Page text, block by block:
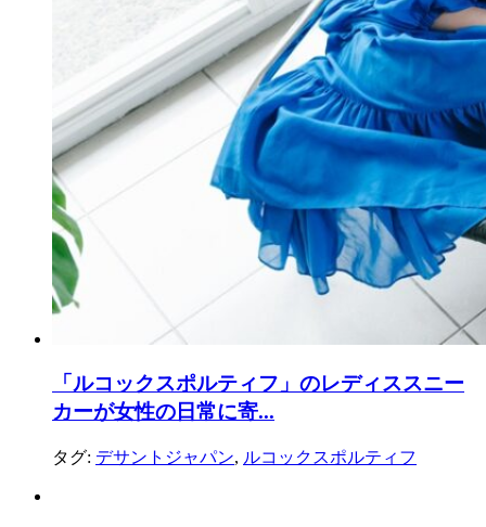
「ルコックスポルティフ」のレディススニー
カーが女性の日常に寄...
タグ: デサントジャパン, ルコックスポルティフ